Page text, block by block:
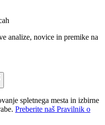
analize, novice in premike na
spletnega mesta in izbirne
Preberite naš Pravilnik o